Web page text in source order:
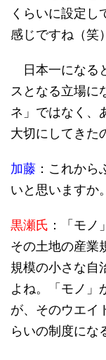
くらいに設定し
感じですね（笑
日本一になる
スとなる立場に
ネ」ではなく、
大切にしてきた
加藤 ：これか
いと思いますか。
黒瀬氏 ：「モノ
その土地の産業
規模の小さな自
よね。「モノ」
が、そのウエイ
らいの制度にな